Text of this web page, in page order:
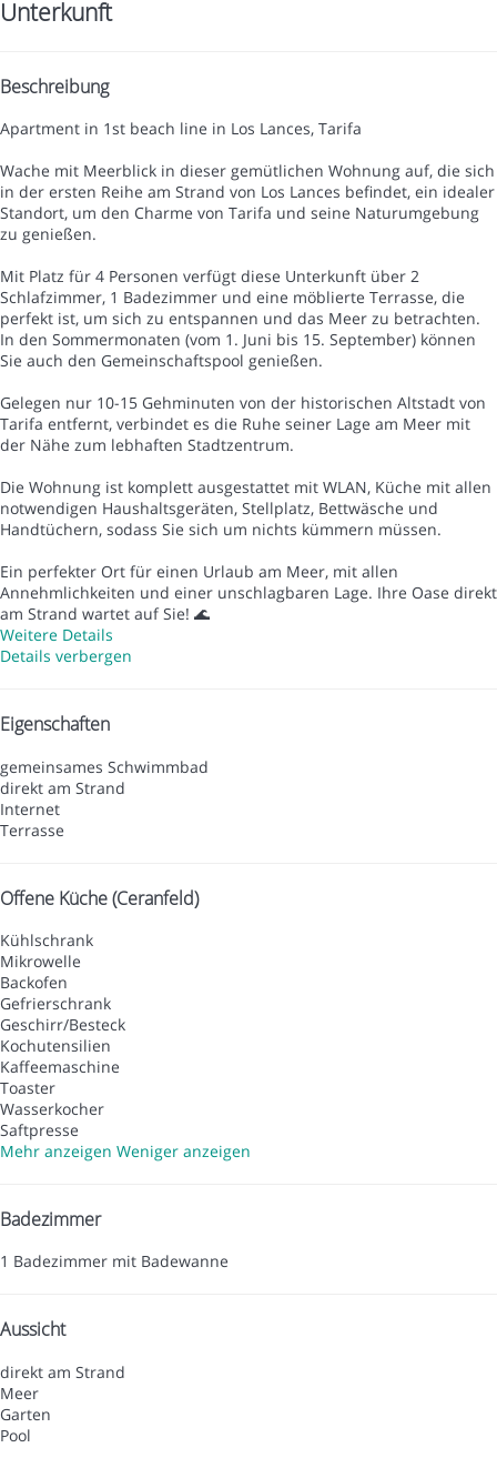
Unterkunft
Beschreibung
Apartment in 1st beach line in Los Lances, Tarifa
Wache mit Meerblick in dieser gemütlichen Wohnung auf, die sich
in der ersten Reihe am Strand von Los Lances befindet, ein idealer
Standort, um den Charme von Tarifa und seine Naturumgebung
zu genießen.
Mit Platz für 4 Personen verfügt diese Unterkunft über 2
Schlafzimmer, 1 Badezimmer und eine möblierte Terrasse, die
perfekt ist, um sich zu entspannen und das Meer zu betrachten.
In den Sommermonaten (vom 1. Juni bis 15. September) können
Sie auch den Gemeinschaftspool genießen.
Gelegen nur 10-15 Gehminuten von der historischen Altstadt von
Tarifa entfernt, verbindet es die Ruhe seiner Lage am Meer mit
der Nähe zum lebhaften Stadtzentrum.
Die Wohnung ist komplett ausgestattet mit WLAN, Küche mit allen
notwendigen Haushaltsgeräten, Stellplatz, Bettwäsche und
Handtüchern, sodass Sie sich um nichts kümmern müssen.
Ein perfekter Ort für einen Urlaub am Meer, mit allen
Annehmlichkeiten und einer unschlagbaren Lage. Ihre Oase direkt
am Strand wartet auf Sie! 🌊
Weitere Details
Details verbergen
Eigenschaften
gemeinsames Schwimmbad
direkt am Strand
Internet
Terrasse
Offene Küche (Ceranfeld)
Kühlschrank
Mikrowelle
Backofen
Gefrierschrank
Geschirr/Besteck
Kochutensilien
Kaffeemaschine
Toaster
Wasserkocher
Saftpresse
Mehr anzeigen Weniger anzeigen
Badezimmer
1 Badezimmer mit Badewanne
Aussicht
direkt am Strand
Meer
Garten
Pool